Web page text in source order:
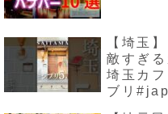
【埼玉
敵すぎ
埼玉カ
ブリ